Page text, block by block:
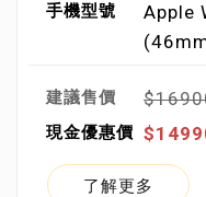
Apple
了解更多